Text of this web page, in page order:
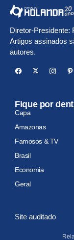
Diretor-Presidente:
Artigos assinados
autores.
Fique por
Capa
Amazonas
Famosos & TV
Brasil
Economia
Geral
Site auditado